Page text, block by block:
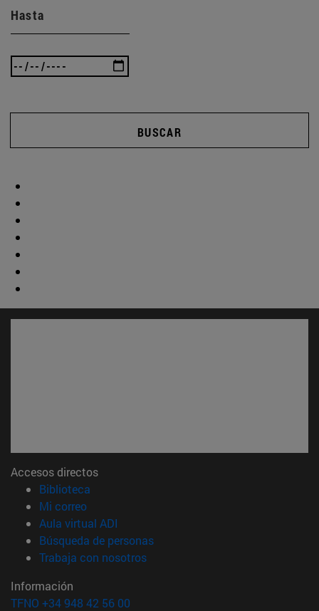
Hasta
BUSCAR
Accesos directos
Biblioteca
Mi correo(abre en nueva ventana)
Aula virtual ADI
Búsqueda de personas(abre en nueva ventana)
Trabaja con nosotros(abre en nueva ventana)
Información
TFNO +34 948 42 56 00